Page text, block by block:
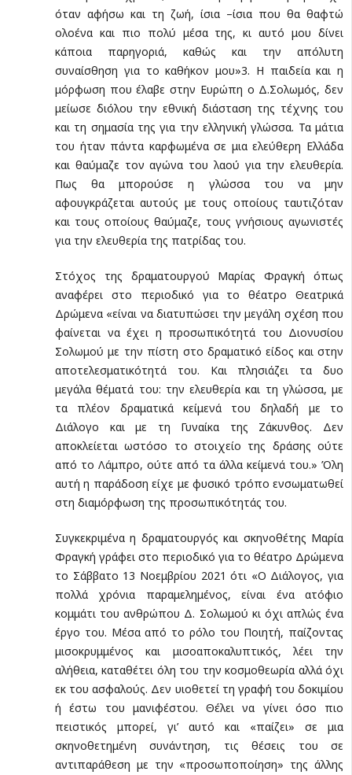
όταν αφήσω και τη ζωή, ίσια –ίσια που θα θαφτώ
ολοένα και πιο πολύ μέσα της, κι αυτό μου δίνει
κάποια παρηγοριά, καθώς και την απόλυτη
συναίσθηση για το καθήκον μου»3. Η παιδεία και η
μόρφωση που έλαβε στην Ευρώπη ο Δ.Σολωμός, δεν
μείωσε διόλου την εθνική διάσταση της τέχνης του
και τη σημασία της για την ελληνική γλώσσα. Τα μάτια
του ήταν πάντα καρφωμένα σε μια ελεύθερη Ελλάδα
και θαύμαζε τον αγώνα του λαού για την ελευθερία.
Πως θα μπορούσε η γλώσσα του να μην
αφουγκράζεται αυτούς με τους οποίους ταυτιζόταν
και τους οποίους θαύμαζε, τους γνήσιους αγωνιστές
για την ελευθερία της πατρίδας του.
Στόχος της δραματουργού Μαρίας Φραγκή όπως
αναφέρει στο περιοδικό για το θέατρο Θεατρικά
Δρώμενα «είναι να διατυπώσει την μεγάλη σχέση που
φαίνεται να έχει η προσωπικότητά του Διονυσίου
Σολωμού με την πίστη στο δραματικό είδος και στην
αποτελεσματικότητά του. Και πλησιάζει τα δυο
μεγάλα θέματά του: την ελευθερία και τη γλώσσα, με
τα πλέον δραματικά κείμενά του δηλαδή με το
Διάλογο και με τη Γυναίκα της Ζάκυνθος. Δεν
αποκλείεται ωστόσο το στοιχείο της δράσης ούτε
από το Λάμπρο, ούτε από τα άλλα κείμενά του.» Όλη
αυτή η παράδοση είχε με φυσικό τρόπο ενσωματωθεί
στη διαμόρφωση της προσωπικότητάς του.
Συγκεκριμένα η δραματουργός και σκηνοθέτης Μαρία
Φραγκή γράφει στο περιοδικό για το θέατρο Δρώμενα
το Σάββατο 13 Νοεμβρίου 2021 ότι «Ο Διάλογος, για
πολλά χρόνια παραμελημένος, είναι ένα ατόφιο
κομμάτι του ανθρώπου Δ. Σολωμού κι όχι απλώς ένα
έργο του. Μέσα από το ρόλο του Ποιητή, παίζοντας
μισοκρυμμένος και μισοαποκαλυπτικός, λέει την
αλήθεια, καταθέτει όλη του την κοσμοθεωρία αλλά όχι
εκ του ασφαλούς. Δεν υιοθετεί τη γραφή του δοκιμίου
ή έστω του μανιφέστου. Θέλει να γίνει όσο πιο
πειστικός μπορεί, γι’ αυτό και «παίζει» σε μια
σκηνοθετημένη συνάντηση, τις θέσεις του σε
αντιπαράθεση με την «προσωποποίηση» της άλλης